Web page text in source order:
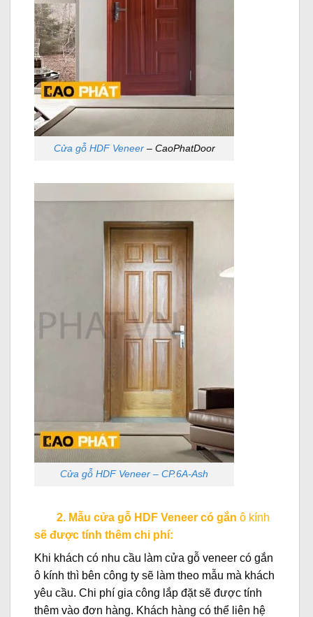
Cửa gỗ HDF Veneer– CaoPhatDoor
Cửa gỗ HDF Veneer – CP.6A-Ash
2. Mẫu cửa gỗ HDF Veneer có gắn ô kính
sẽ được tính thêm chi phí:
Khi khách có nhu cầu làm cửa gỗ veneer có gắn
ô kính thì bên công ty sẽ làm theo mẫu mà khách
yêu cầu. Chi phí gia công lắp đặt sẽ được tính
thêm vào đơn hàng. Khách hàng có thể liên hệ